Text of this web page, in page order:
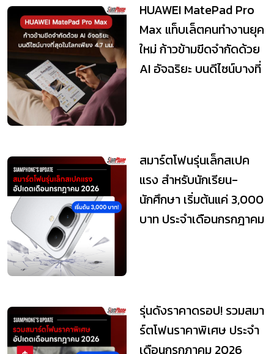
HUAWEI MatePad Pro
Max แท็บเล็ตคนทำงานยุค
ใหม่ ก้าวข้ามขีดจำกัดด้วย
AI อัจฉริยะ บนดีไซน์บางที่
สมาร์ตโฟนรุ่นเล็กสเปค
แรง สำหรับนักเรียน-
นักศึกษา เริ่มต้นแค่ 3,000
บาท ประจำเดือนกรกฎาคม
รุ่นดังราคาดรอป! รวมสมา
ร์ตโฟนราคาพิเศษ ประจำ
เดือนกรกฎาคม 2026